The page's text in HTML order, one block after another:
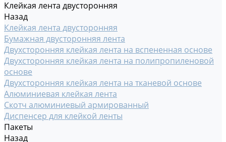
Клейкая лента двусторонняя
Назад
Клейкая лента двусторонняя
Бумажная двусторонняя лента
Двухсторонняя клейкая лента на вспененная основе
Двухсторонняя клейкая лента на полипропиленовой
основе
Двухсторонняя клейкая лента на тканевой основе
Алюминиевая клейкая лента
Скотч алюминиевый армированный
Диспенсер для клейкой ленты
Пакеты
Назад